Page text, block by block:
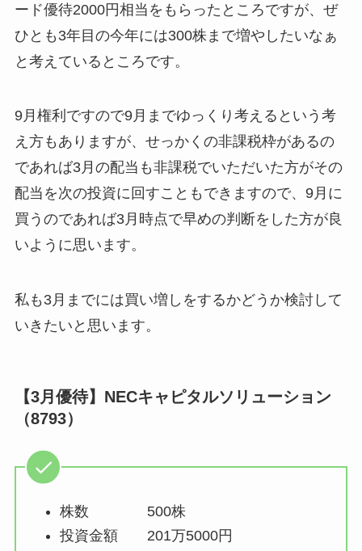
ード優待2000円相当をもらったところですが、ぜ
ひとも3年目の今年には300株まで増やしたいなぁ
と考えているところです。
9月権利ですので9月までゆっくり考えるという考
え方もありますが、せっかくの非課税枠があるの
であれば3月の配当も非課税でいただいた方がその
配当を次の投資に回すこともできますので、9月に
買うのであれば3月時点で早めの判断をした方が良
いように思います。
私も3月までには買い増しをするかどうか検討して
いきたいと思います。
【3月優待】NECキャピタルソリューション
（8793）
株数 500株
投資金額 201万5000円